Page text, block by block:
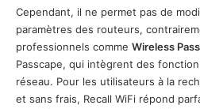
Cependant, il ne permet pas de
paramètres des routeurs,
professionnels comme Wireless
Passcape, qui intègrent des
réseau. Pour les utilisateurs à la
et sans frais, Recall WiFi répond